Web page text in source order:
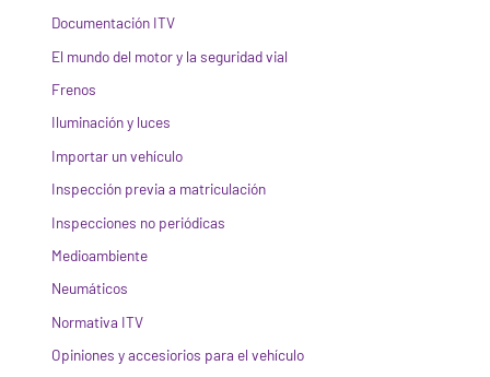
Documentación ITV
El mundo del motor y la seguridad vial
Frenos
Iluminación y luces
Importar un vehículo
Inspección previa a matriculación
Inspecciones no periódicas
Medioambiente
Neumáticos
Normativa ITV
Opiniones y accesiorios para el vehículo